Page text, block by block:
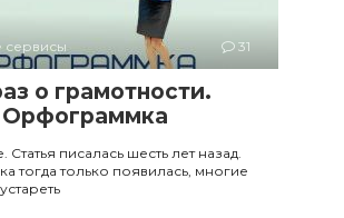
сервисы 31
о грамотности.
Орфограммка
писалась шесть лет назад.
тогда только появилась, многие